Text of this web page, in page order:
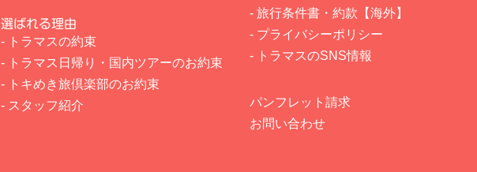
選ばれる理由
- トラマスの約束
- トラマス日帰り・国内ツアーのお約束
- トキめき旅倶楽部のお約束
- スタッフ紹介
- 旅行条件書・約款【海外】
- プライバシーポリシー
- トラマスのSNS情報
パンフレット請求
お問い合わせ